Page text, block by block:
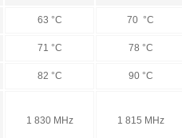
63 °C 70 °C
71 °C 78 °C
82 °C 90 °C
1 830 MHz 1 815 MHz